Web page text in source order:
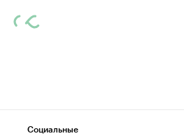
Социальные